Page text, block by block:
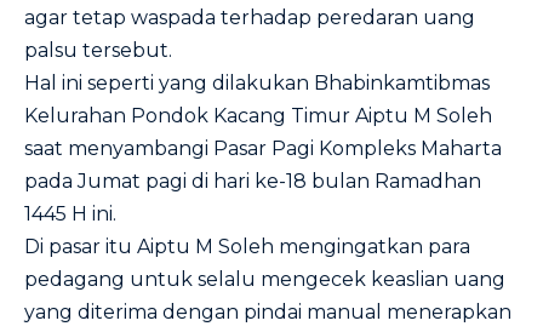
agar tetap waspada terhadap peredaran uang
palsu tersebut.
Hal ini seperti yang dilakukan Bhabinkamtibmas
Kelurahan Pondok Kacang Timur Aiptu M Soleh
saat menyambangi Pasar Pagi Kompleks Maharta
pada Jumat pagi di hari ke-18 bulan Ramadhan
1445 H ini.
Di pasar itu Aiptu M Soleh mengingatkan para
pedagang untuk selalu mengecek keaslian uang
yang diterima dengan pindai manual menerapkan